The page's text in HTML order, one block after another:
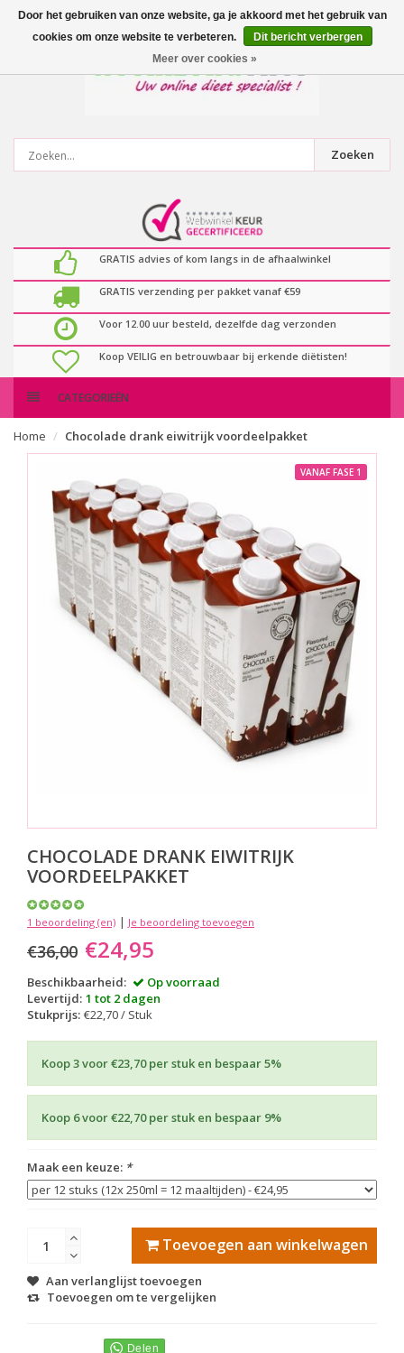
0artikelen
Zoeken
GRATIS advies of kom langs in de afhaalwinkel
GRATIS verzending per pakket vanaf €59
Voor 12.00 uur besteld, dezelfde dag verzonden
Koop VEILIG en betrouwbaar bij erkende diëtisten!
CATEGORIEËN
Home Chocolade drank eiwitrijk voordeelpakket
VANAF FASE 1
CHOCOLADE DRANK EIWITRIJK
VOORDEELPAKKET
1 beoordeling (en) | Je beoordeling toevoegen
€36,00 €24,95
Beschikbaarheid:
Op voorraad
Levertijd: 1 tot 2 dagen
Stukprijs: €22,70 / Stuk
Koop 3 voor €23,70 per stuk en bespaar 5%
Koop 6 voor €22,70 per stuk en bespaar 9%
Maak een keuze: *
Toevoegen aan winkelwagen
Aan verlanglijst toevoegen
Toevoegen om te vergelijken
Door het gebruiken van onze website, ga je akkoord met het gebruik van
cookies om onze website te verbeteren.
Dit bericht verbergen
Meer over cookies »